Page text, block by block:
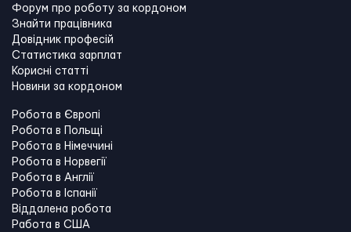
Форум про роботу за кордоном
Знайти працівника
Довідник професій
Статистика зарплат
Корисні статті
Новини за кордоном
Робота в Європі
Робота в Польщі
Робота в Німеччині
Робота в Норвегії
Робота в Англії
Робота в Іспанії
Віддалена робота
Работа в США